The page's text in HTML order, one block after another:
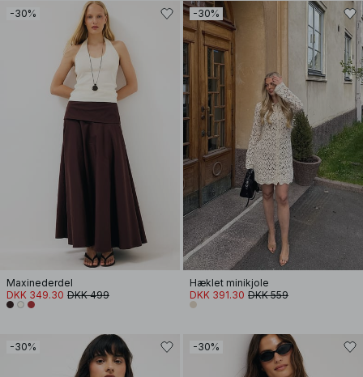
-30%
Maxinederdel
DKK 349.30 DKK 499
-30%
Hæklet minikjole
DKK 391.30 DKK 559
-30% -30%